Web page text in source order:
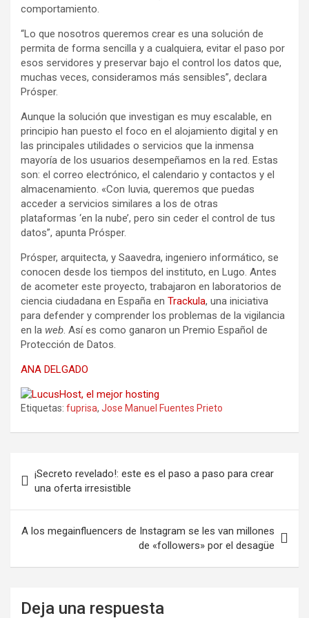
comportamiento.
“Lo que nosotros queremos crear es una solución de
permita de forma sencilla y a cualquiera, evitar el paso por
esos servidores y preservar bajo el control los datos que,
muchas veces, consideramos más sensibles”, declara
Prósper.
Aunque la solución que investigan es muy escalable, en
principio han puesto el foco en el alojamiento digital y en
las principales utilidades o servicios que la inmensa
mayoría de los usuarios desempeñamos en la red. Estas
son: el correo electrónico, el calendario y contactos y el
almacenamiento. «Con Iuvia, queremos que puedas
acceder a servicios similares a los de otras
plataformas ‘en la nube’, pero sin ceder el control de tus
datos”, apunta Prósper.
Prósper, arquitecta, y Saavedra, ingeniero informático, se
conocen desde los tiempos del instituto, en Lugo. Antes
de acometer este proyecto, trabajaron en laboratorios de
ciencia ciudadana en España en Trackula, una iniciativa
para defender y comprender los problemas de la vigilancia
en la web. Así es como ganaron un Premio Español de
Protección de Datos.
ANA DELGADO
Etiquetas: fuprisa, Jose Manuel Fuentes Prieto
de
entradas
¡Secreto revelado!: este es el paso a paso para crear
una oferta irresistible
A los megainfluencers de Instagram se les van millones
de «followers» por el desagüe
Deja una respuesta